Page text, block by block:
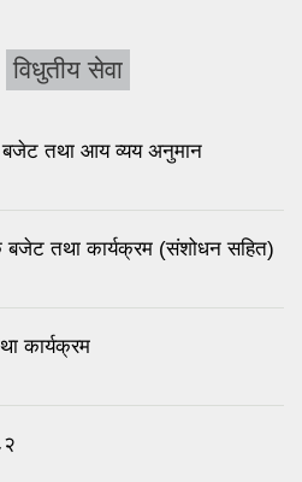
विधुतीय सेवा
तथा आय व्यय अनुमान
तथा कार्यक्रम (संशोधन सहित)
कार्यक्रम